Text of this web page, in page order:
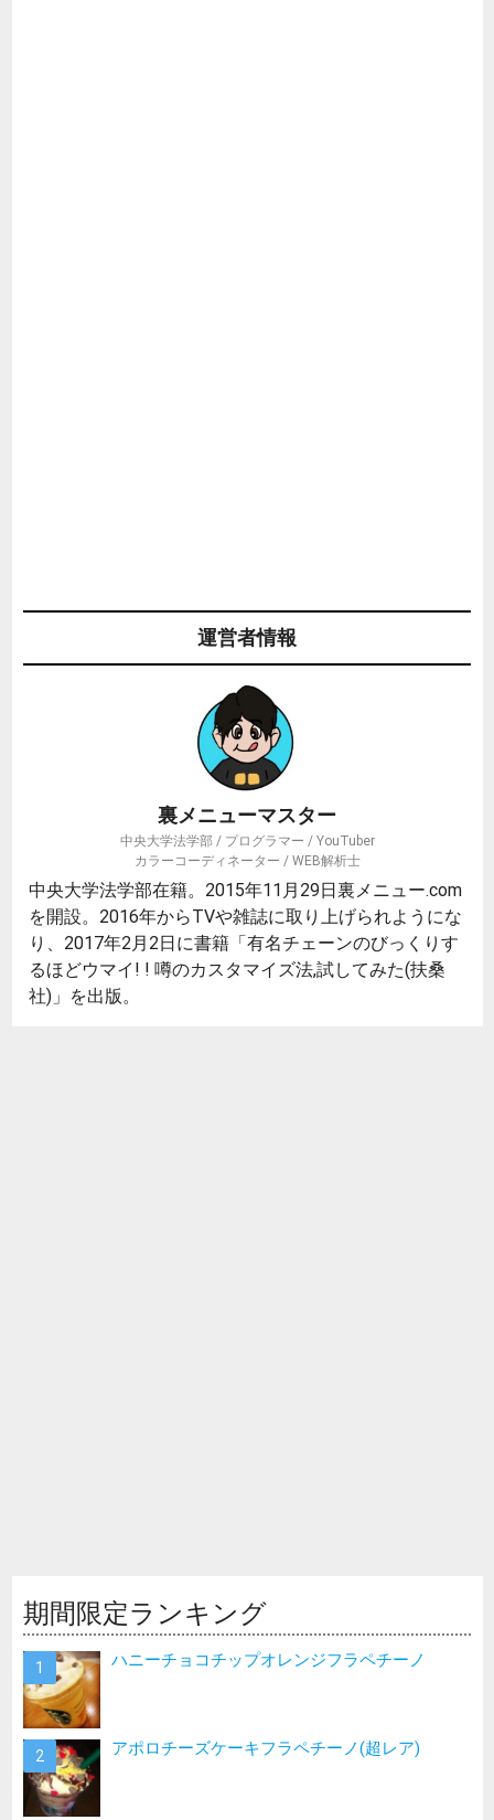
運営者情報
裏メニューマスター
中央大学法学部 / プログラマー / YouTuber
カラーコーディネーター / WEB解析士
中央大学法学部在籍。2015年11月29日裏メニュー.com
を開設。2016年からTVや雑誌に取り上げられようにな
り、2017年2月2日に書籍「有名チェーンのびっくりす
るほどウマイ! ! 噂のカスタマイズ法,試してみた(扶桑
社)」を出版。
期間限定ランキング
ハニーチョコチップオレンジフラペチーノ
アポロチーズケーキフラペチーノ(超レア)